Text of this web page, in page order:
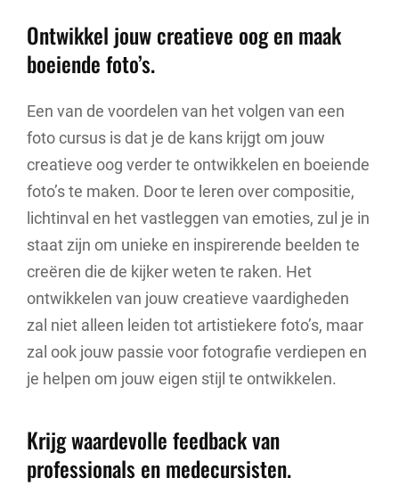
Ontwikkel jouw creatieve oog en maak
boeiende foto’s.
Een van de voordelen van het volgen van een
foto cursus is dat je de kans krijgt om jouw
creatieve oog verder te ontwikkelen en boeiende
foto’s te maken. Door te leren over compositie,
lichtinval en het vastleggen van emoties, zul je in
staat zijn om unieke en inspirerende beelden te
creëren die de kijker weten te raken. Het
ontwikkelen van jouw creatieve vaardigheden
zal niet alleen leiden tot artistiekere foto’s, maar
zal ook jouw passie voor fotografie verdiepen en
je helpen om jouw eigen stijl te ontwikkelen.
Krijg waardevolle feedback van
professionals en medecursisten.